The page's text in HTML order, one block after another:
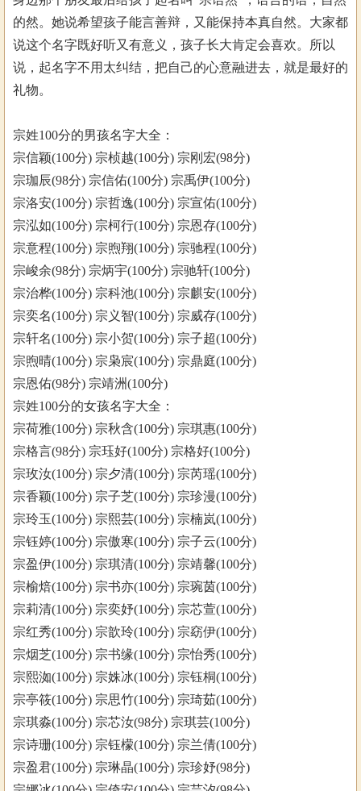
的然。她说希望孩子能言善辩，又能保持本真自然。大家都
说这个名字既好听又有意义，孩子长大肯定会喜欢。所以
说，起名字不用太纠结，把自己的心意融进去，就是最好的
礼物。
宗姓100分的男孩名字大全：
宗信颖(100分) 宗桢越(100分) 宗刚宏(98分)
宗珈辰(98分) 宗信佑(100分) 宗禹伊(100分)
宗洛安(100分) 宗哲逸(100分) 宗宣佑(100分)
宗泓如(100分) 宗柯行(100分) 宗恩存(100分)
宗意程(100分) 宗煦翔(100分) 宗驰程(100分)
宗峻余(98分) 宗炳宇(100分) 宗驰轩(100分)
宗治桦(100分) 宗科池(100分) 宗麒安(100分)
宗奕名(100分) 宗义智(100分) 宗威存(100分)
宗轩名(100分) 宗小贺(100分) 宗子超(100分)
宗煦晴(100分) 宗枭宸(100分) 宗鼎庭(100分)
宗恩佑(98分) 宗靖洲(100分)
宗姓100分的女孩名字大全：
宗荷雅(100分) 宗秋含(100分) 宗琪惠(100分)
宗格言(98分) 宗珏好(100分) 宗格好(100分)
宗玫汝(100分) 宗夕清(100分) 宗芮瑶(100分)
宗香颖(100分) 宗子芝(100分) 宗珍漫(100分)
宗玲玉(100分) 宗熙芸(100分) 宗楠岚(100分)
宗钰婷(100分) 宗傲寒(100分) 宗子云(100分)
宗盈伊(100分) 宗琪清(100分) 宗靖馨(100分)
宗榆焙(100分) 宗书亦(100分) 宗琬茵(100分)
宗莉清(100分) 宗奕妤(100分) 宗芯萱(100分)
宗红秀(100分) 宗歆玲(100分) 宗窈伊(100分)
宗烟芝(100分) 宗书缘(100分) 宗怡秀(100分)
宗熙洳(100分) 宗姝冰(100分) 宗钰桐(100分)
宗亭筱(100分) 宗思竹(100分) 宗琦茹(100分)
宗琪淼(100分) 宗芯汝(98分) 宗琪芸(100分)
宗诗珊(100分) 宗钰檬(100分) 宗兰倩(100分)
宗盈君(100分) 宗琳晶(100分) 宗珍妤(98分)